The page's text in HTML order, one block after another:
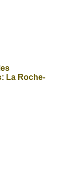
La Roche-